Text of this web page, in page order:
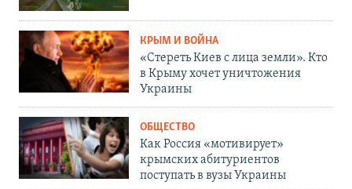
КРЫМ И ВОЙНА
«Стереть Киев с лица земли». Кто
в Крыму хочет уничтожения
Украины
ОБЩЕСТВО
Как Россия «мотивирует»
крымских абитуриентов
поступать в вузы Украины